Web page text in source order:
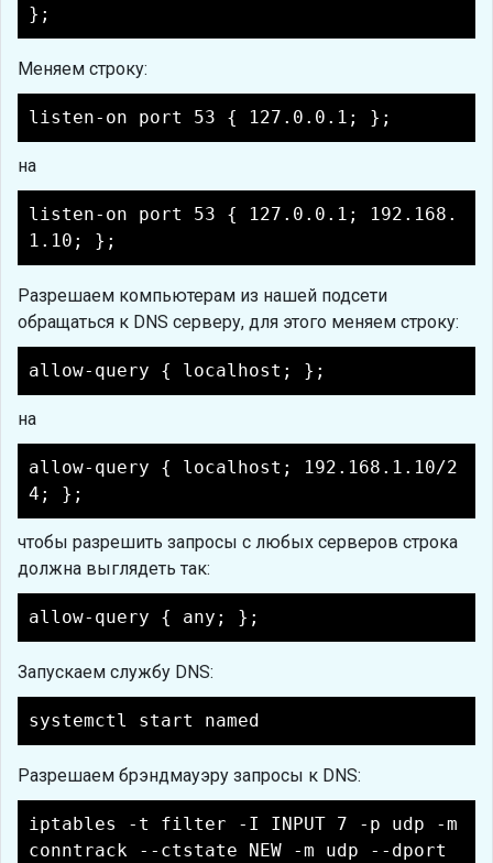
};
Меняем строку:
listen-on port 53 { 127.0.0.1; };
на
listen-on port 53 { 127.0.0.1; 192.168.
1.10; };
Разрешаем компьютерам из нашей подсети
обращаться к DNS серверу, для этого меняем строку:
allow-query { localhost; };
на
allow-query { localhost; 192.168.1.10/2
4; };
чтобы разрешить запросы с любых серверов строка
должна выглядеть так:
allow-query { any; };
Запускаем службу DNS:
systemctl start named
Разрешаем брэндмауэру запросы к DNS:
iptables -t filter -I INPUT 7 -p udp -m
conntrack --ctstate NEW -m udp --dport